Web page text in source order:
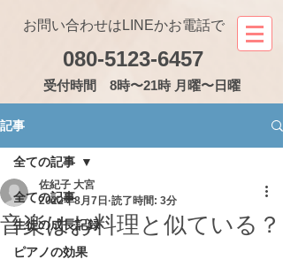
080-5123-6457
お問い合わせはLINEかお電話で
受付時間 8時〜21時 月曜〜日曜
記事
全ての記事
生徒の成長記録
ピアノの効果
全ての記事
音楽はお料理と似ている？
佐紀子 大宮
2022年8月7日 読了時間: 3分